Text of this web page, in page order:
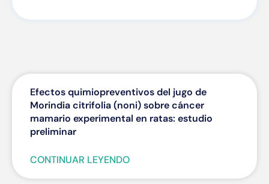
Efectos quimiopreventivos del jugo de
Morindia citrifolia (noni) sobre cáncer
mamario experimental en ratas: estudio
preliminar
CONTINUAR LEYENDO